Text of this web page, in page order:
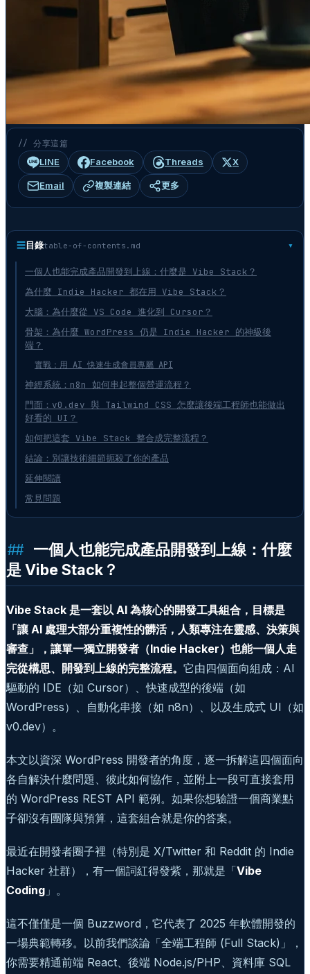
// 分享這篇
LINE Facebook Threads X
Email 複製連結 更多
☰目錄table-of-contents.md
一個人也能完成產品開發到上線：什麼是 Vibe Stack？
為什麼 Indie Hacker 都在用 Vibe Stack？
大腦：為什麼從 VS Code 進化到 Cursor？
骨架：為什麼 WordPress 仍是 Indie Hacker 的神級後
端？
實戰：用 AI 快速生成會員專屬 API
神經系統：n8n 如何串起整個營運流程？
門面：v0.dev 與 Tailwind CSS 怎麼讓後端工程師也能做出
好看的 UI？
如何把這套 Vibe Stack 整合成完整流程？
結論：別讓技術細節扼殺了你的產品
延伸閱讀
常見問題
一個人也能完成產品開發到上線：什麼
是 Vibe Stack？
Vibe Stack 是一套以 AI 為核心的開發工具組合，目標是
「讓 AI 處理大部分重複性的髒活，人類專注在靈感、決策與
審查」，讓單一獨立開發者（Indie Hacker）也能一個人走
完從構思、開發到上線的完整流程。 它由四個面向組成：AI
驅動的 IDE（如 Cursor）、快速成型的後端（如
WordPress）、自動化串接（如 n8n）、以及生成式 UI（如
v0.dev）。
本文以資深 WordPress 開發者的角度，逐一拆解這四個面向
各自解決什麼問題、彼此如何協作，並附上一段可直接套用
的 WordPress REST API 範例。如果你想驗證一個商業點
子卻沒有團隊與預算，這套組合就是你的答案。
最近在開發者圈子裡（特別是 X/Twitter 和 Reddit 的 Indie
Hacker 社群），有一個詞紅得發紫，那就是「Vibe
Coding 」。
這不僅僅是一個 Buzzword，它代表了 2025 年軟體開發的
一場典範轉移。以前我們談論「全端工程師 (Full Stack)」，
你需要精通前端 React、後端 Node.js/PHP、資料庫 SQL